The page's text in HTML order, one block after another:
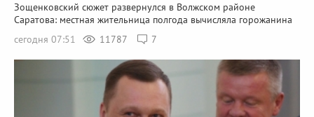
Зощенковский сюжет развернулся в Волжском районе
Саратова: местная жительница полгода вычисляла горожанина
сегодня 07:51
11787 7